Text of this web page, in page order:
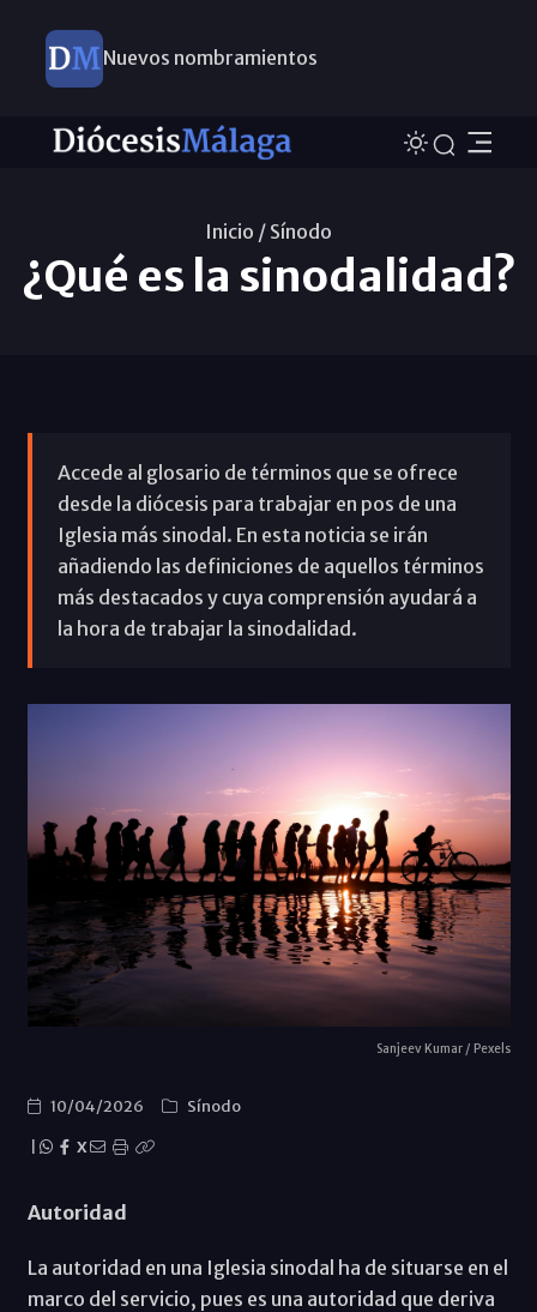
Nuevos nombramientos
Inicio / Sínodo
¿Qué es la sinodalidad?
Accede al glosario de términos que se ofrece
desde la diócesis para trabajar en pos de una
Iglesia más sinodal. En esta noticia se irán
añadiendo las definiciones de aquellos términos
más destacados y cuya comprensión ayudará a
la hora de trabajar la sinodalidad.
Sanjeev Kumar / Pexels
10/04/2026
Sínodo
X
Autoridad
La autoridad en una Iglesia sinodal ha de situarse en el
marco del servicio, pues es una autoridad que deriva